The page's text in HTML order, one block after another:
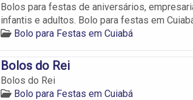
Bolos para festas de aniversários,
infantis e adultos. Bolo para festas em
Bolo para Festas em Cuiabá
Bolos do Rei
Bolos do Rei
Bolo para Festas em Cuiabá